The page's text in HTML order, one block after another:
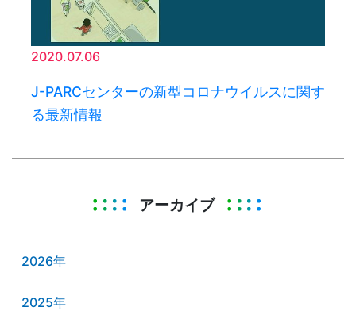
2020.07.06
J-PARCセンターの新型コロナウイルスに関す
る最新情報
アーカイブ
2026年
2025年